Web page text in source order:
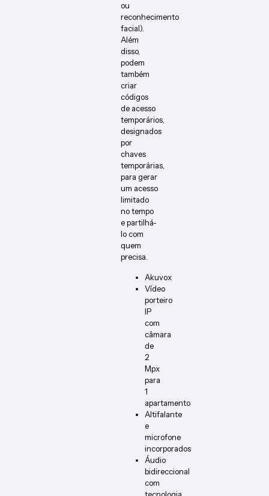
ou
reconhecimento
facial).
Além
disso,
podem
também
criar
códigos
de acesso
temporários,
designados
por
chaves
temporárias,
para gerar
um acesso
limitado
no tempo
e partilhá-
lo com
quem
precisa.
Akuvox
Vídeo
porteiro
IP
com
câmara
de
2
Mpx
para
1
apartamento
Altifalante
e
microfone
incorporados
Áudio
bidireccional
com
tecnologia